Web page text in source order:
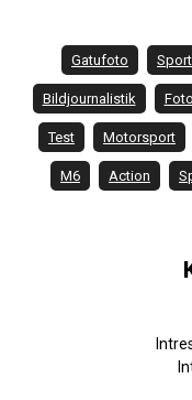
Gatufoto
Bildjournalistik
Test Motorsport
M6 Action